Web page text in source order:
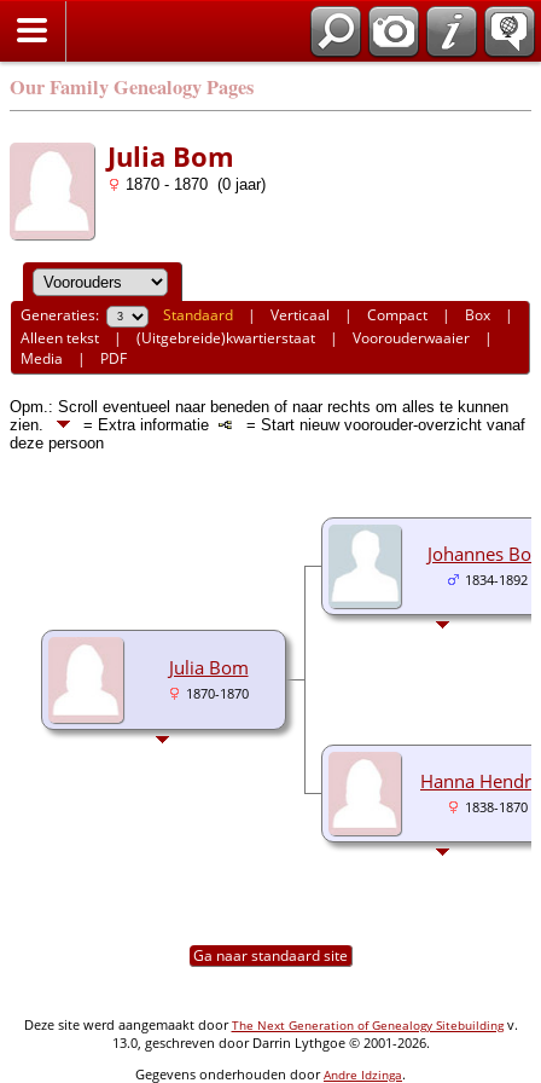
Our Family Genealogy Pages
Julia Bom
1870 - 1870 (0 jaar)
Generaties: Standaard |Verticaal |Compact | Box |
Alleen tekst |(Uitgebreide)kwartierstaat |Voorouderwaaier |
Media | PDF
Opm.: Scroll eventueel naar beneden of naar rechts om alles te kunnen
zien.
= Extra informatie
= Start nieuw voorouder-overzicht vanaf
deze persoon
Julia Bom
1870-1870
Johannes
1834-1892
Hanna
1838-1870
Ga naar standaard site
Deze site werd aangemaakt doorThe Next Generation of Genealogy Sitebuildingv.
13.0, geschreven door Darrin Lythgoe © 2001-2026.
Gegevens onderhouden doorAndre Idzinga.